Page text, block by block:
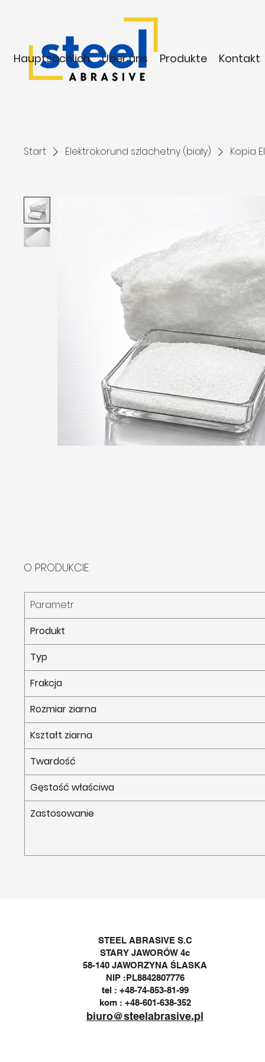
Hauptsächlich Über uns Produkte Kontakt
Start Elektrokorund szlachetny (biały) Kopia
O PRODUKCIE
Parametr
Produkt
Typ
Frakcja
Rozmiar ziarna
Kształt ziarna
Twardość
Gęstość właściwa
Zastosowanie
STEEL ABRASIVE S.C
STARY JAWORÓW 4c
58-140 JAWORZYNA ŚLASKA
NIP :PL8842807776
tel : +48-74-853-81-99
kom : +48-601-638-352
biuro@steelabrasive.pl